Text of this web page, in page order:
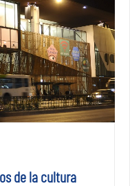
de la cultura